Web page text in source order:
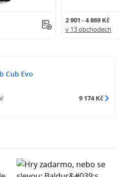
2 901 - 4 869 Kč
v 13 obchodech
Cub Evo
9 174 Kč